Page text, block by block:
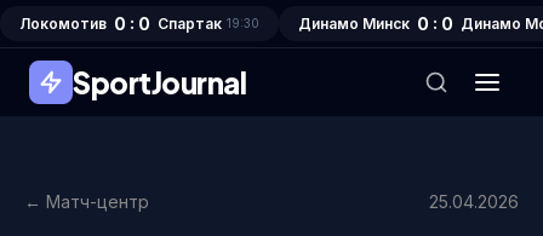
Локомотив 0 : 0 Спартак 19:30 Динамо Минск 0 : 0 Динамо
SportJournal
← Матч-центр 25.04.2026